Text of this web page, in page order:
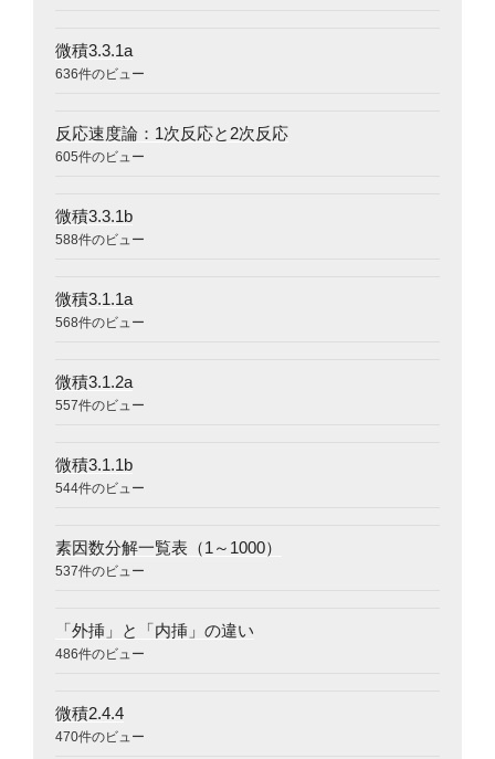
微積3.3.1a
636件のビュー
反応速度論：1次反応と2次反応
605件のビュー
微積3.3.1b
588件のビュー
微積3.1.1a
568件のビュー
微積3.1.2a
557件のビュー
微積3.1.1b
544件のビュー
素因数分解一覧表（1～1000）
537件のビュー
「外挿」と「内挿」の違い
486件のビュー
微積2.4.4
470件のビュー